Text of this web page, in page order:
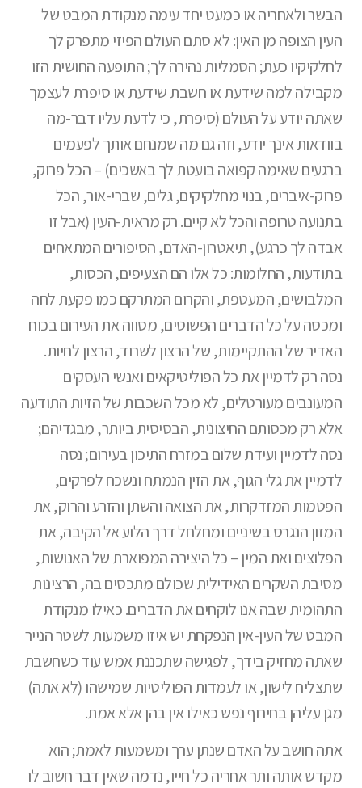
הבשר ולאחריה או כמעט יחד עימה מנקודת המבט של
העין הצופה מן האין: לא סתם העולם הפיזי מתפרק לך
לחלקיקיו כעת; הסמליות נהירה לך; התופעה החושית הזו
מקבילה למה שידעת או חשבת שידעת או סיפרת לעצמך
שאתה יודע על העולם (סיפרת, כי לדעת עליו דבר-מה
בוודאות אינך יודע, וזה גם מה שמנחם אותך לפעמים
ברגעים שאימה קפואה בועטת לך באשכים) – הכל פרוק,
פרוק-איברים, בנוי מחלקיקים, גלים, שברי-אור, הכל
בתנועה טרופה והכל לא קיים. רק מראית-העין (אבל זו
אבדה לך כרגע), תיאטרון-האדם, הסיפורים המתאחים
בתודעות, החלומות: כל אלו הם הצעיפים, הכסות,
המלבושים, המעטפת, והקרום המתרקם כמו פקעת לחה
ומכסה על כל הדברים הפשוטים, מסווה את העירום בכוח
האדיר של ההתקיימות, של הרצון לשרוד, הרצון לחיות.
נסה רק לדמיין את כל הפוליטיקאים ואנשי העסקים
המעונבים מעורטלים, לא מכל השכבות של הזיות התודעה
אלא רק מכסותם החיצונית, הבסיסית ביותר, מבגדיהם;
נסה לדמיין ועידת שלום במזרח התיכון בעירום; נסה
לדמיין את גלי הגוף, את הזין הנמתח ונשכח לפרקים,
הפטמות המזדקרות, את הצואה והשתן והזרע והרוק, את
המזון הנגרס בשיניים ומחלחל דרך הלוע אל הקיבה, את
הפלוצים ואת המין – כל היצירה המפוארת של האנושות,
מסיבת השקרים האידילית שכולם מתכסים בה, הרצינות
התהומית שבה אנו לוקחים את הדברים. כאילו מנקודת
המבט של העין-אין הנפקחת יש איזו משמעות לשטר הנייר
שאתה מחזיק בידך, לפגישה שתכננת אמש עוד כשחשבת
שתצליח לישון, או לעמדות הפוליטיות שמישהו (לא אתה)
מגן עליהן בחירוף נפש כאילו אין בהן אלא אמת.
אתה חושב על האדם שנתן ערך ומשמעות לאמת; הוא
מקדש אותה ותר אחריה כל חייו, נדמה שאין דבר חשוב לו